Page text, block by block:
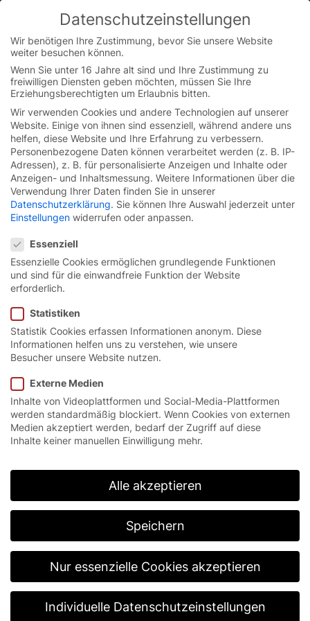
You are currently on the Austrian German website.
Switch to the English version.
Skip
content
Startseite /Presse /Fokus auf Nachhaltigkeit: EFAFLEX ist
neues Mitglied bei DGNB
Fokus auf
Nachhaltigkeit:
EFAFLEX ist
neues Mitglied
bei DGNB
Datenschutzeinstellungen
Wir benötigen Ihre Zustimmung, bevor Sie unsere Website
weiter besuchen können.
Wenn Sie unter 16 Jahre alt sind und Ihre Zustimmung zu
freiwilligen Diensten geben möchten, müssen Sie Ihre
Erziehungsberechtigten um Erlaubnis bitten.
Wir verwenden Cookies und andere Technologien auf unserer
Website. Einige von ihnen sind essenziell, während andere uns
helfen, diese Website und Ihre Erfahrung zu verbessern.
Personenbezogene Daten können verarbeitet werden (z. B. IP-
Adressen), z. B. für personalisierte Anzeigen und Inhalte oder
Anzeigen- und Inhaltsmessung. Weitere Informationen über die
Verwendung Ihrer Daten finden Sie in unserer
Datenschutzerklärung. Sie können Ihre Auswahl jederzeit unter
Einstellungen widerrufen oder anpassen.
Essenziell
Essenzielle Cookies ermöglichen grundlegende Funktionen
und sind für die einwandfreie Funktion der Website
erforderlich.
Statistiken
Statistik Cookies erfassen Informationen anonym. Diese
Informationen helfen uns zu verstehen, wie unsere
Besucher unsere Website nutzen.
Externe Medien
Inhalte von Videoplattformen und Social-Media-Plattformen
werden standardmäßig blockiert. Wenn Cookies von externen
Medien akzeptiert werden, bedarf der Zugriff auf diese
Inhalte keiner manuellen Einwilligung mehr.
Alle akzeptieren
Speichern
Nur essenzielle Cookies akzeptieren
Individuelle Datenschutzeinstellungen